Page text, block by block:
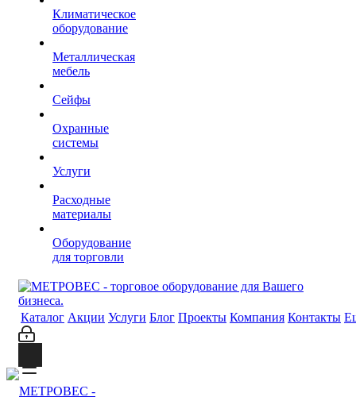
Климатическое
оборудование
Металлическая
мебель
Сейфы
Охранные
системы
Услуги
Расходные
материалы
Оборудование
для торговли
Каталог Акции Услуги Блог Проекты Компания Контакты